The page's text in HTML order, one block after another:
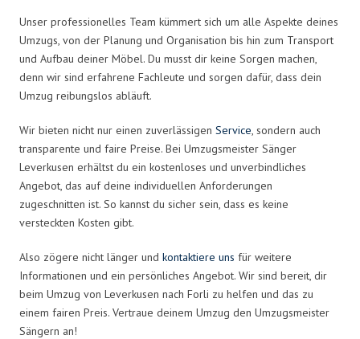
Unser professionelles Team kümmert sich um alle Aspekte deines
Umzugs, von der Planung und Organisation bis hin zum Transport
und Aufbau deiner Möbel. Du musst dir keine Sorgen machen,
denn wir sind erfahrene Fachleute und sorgen dafür, dass dein
Umzug reibungslos abläuft.
Wir bieten nicht nur einen zuverlässigen Service, sondern auch
transparente und faire Preise. Bei Umzugsmeister Sänger
Leverkusen erhältst du ein kostenloses und unverbindliches
Angebot, das auf deine individuellen Anforderungen
zugeschnitten ist. So kannst du sicher sein, dass es keine
versteckten Kosten gibt.
Also zögere nicht länger und kontaktiere uns für weitere
Informationen und ein persönliches Angebot. Wir sind bereit, dir
beim Umzug von Leverkusen nach Forli zu helfen und das zu
einem fairen Preis. Vertraue deinem Umzug den Umzugsmeister
Sängern an!